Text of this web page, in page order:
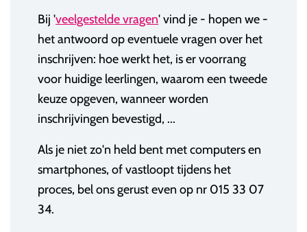
Bij 'veelgestelde vragen' vind je - hopen we -
het antwoord op eventuele vragen over het
inschrijven: hoe werkt het, is er voorrang
voor huidige leerlingen, waarom een tweede
keuze opgeven, wanneer worden
inschrijvingen bevestigd, ...
Als je niet zo'n held bent met computers en
smartphones, of vastloopt tijdens het
proces, bel ons gerust even op nr 015 33 07
34.